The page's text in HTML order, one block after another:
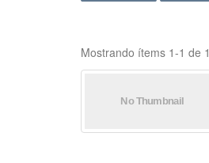
Mostrando ítems 1-1 de 1